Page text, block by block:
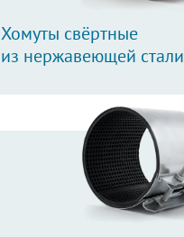
Хомуты свёртные
из нержавеющей стали